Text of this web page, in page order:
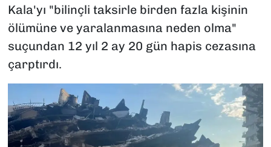
Kala'yı "bilinçli taksirle birden fazla kişinin
ölümüne ve yaralanmasına neden olma"
suçundan 12 yıl 2 ay 20 gün hapis cezasına
çarptırdı.